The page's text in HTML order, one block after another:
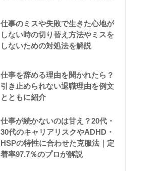
仕事のミスや失敗で生きた心地が
しない時の切り替え方法やミスを
しないための対処法を解説
仕事を辞める理由を聞かれたら？
引き止められない退職理由を例文
とともに紹介
仕事が続かないのは甘え？20代・
30代のキャリアリスクやADHD・
HSPの特性に合わせた克服法｜定
着率97.7％のプロが解説